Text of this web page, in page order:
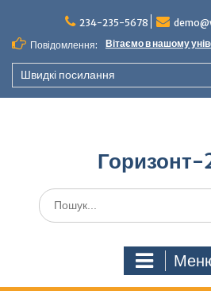
вмісту
234-235-5678
Повідомлення:
Вітаємо в нашому
Швидкі посилання
Шукати: